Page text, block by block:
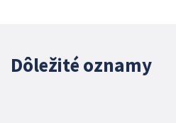
Dôležité oznamy